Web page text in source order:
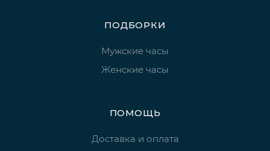
ПОДБОРКИ
Мужские часы
Женские часы
ПОМОЩЬ
Доставка и оплата